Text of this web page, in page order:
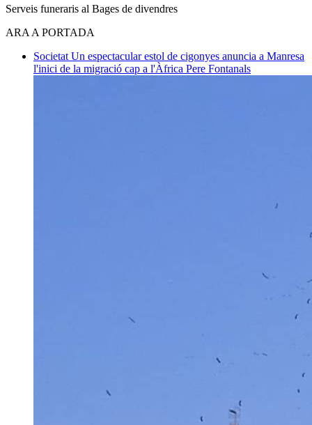
Serveis funeraris al Bages de divendres
ARA A PORTADA
Societat Un espectacular estol de cigonyes anuncia a Manresa
l'inici de la migració cap a l'Àfrica Pere Fontanals